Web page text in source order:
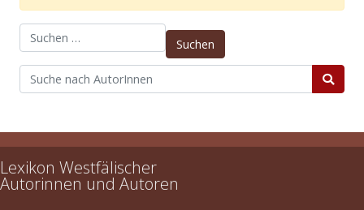
Suchen nach:
Lexikon Westfälischer
Autorinnen und Autoren